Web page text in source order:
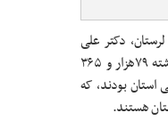
دکتر علی
سوری در جمع خبرنگاران اظهار کرد: سال گذشته ۷۹هزار و ۳۶۵
استان بودند، که